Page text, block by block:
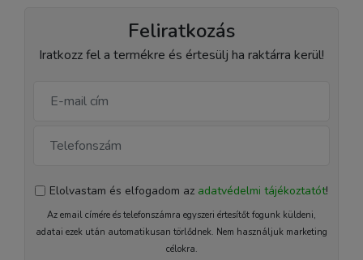
Feliratkozás
Iratkozz fel a termékre és értesülj ha raktárra kerül!
Elolvastam és elfogadom az adatvédelmi tájékoztatót!
Az email címére és telefonszámra egyszeri értesítőt fogunk küldeni,
adatai ezek után automatikusan törlődnek. Nem használjuk marketing
célokra.